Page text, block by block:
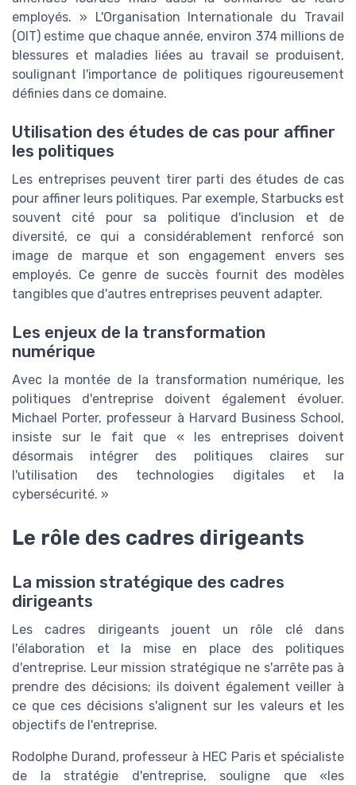
employés. » L'Organisation Internationale du Travail
(OIT) estime que chaque année, environ 374 millions de
blessures et maladies liées au travail se produisent,
soulignant l'importance de politiques rigoureusement
définies dans ce domaine.
Utilisation des études de cas pour affiner
les politiques
Les entreprises peuvent tirer parti des études de cas
pour affiner leurs politiques. Par exemple, Starbucks est
souvent cité pour sa politique d'inclusion et de
diversité, ce qui a considérablement renforcé son
image de marque et son engagement envers ses
employés. Ce genre de succès fournit des modèles
tangibles que d'autres entreprises peuvent adapter.
Les enjeux de la transformation
numérique
Avec la montée de la transformation numérique, les
politiques d'entreprise doivent également évoluer.
Michael Porter, professeur à Harvard Business School,
insiste sur le fait que « les entreprises doivent
désormais intégrer des politiques claires sur
l'utilisation des technologies digitales et la
cybersécurité. »
Le rôle des cadres dirigeants
La mission stratégique des cadres
dirigeants
Les cadres dirigeants jouent un rôle clé dans
l'élaboration et la mise en place des politiques
d'entreprise. Leur mission stratégique ne s'arrête pas à
prendre des décisions; ils doivent également veiller à
ce que ces décisions s'alignent sur les valeurs et les
objectifs de l'entreprise.
Rodolphe Durand, professeur à HEC Paris et spécialiste
de la stratégie d'entreprise, souligne que «les